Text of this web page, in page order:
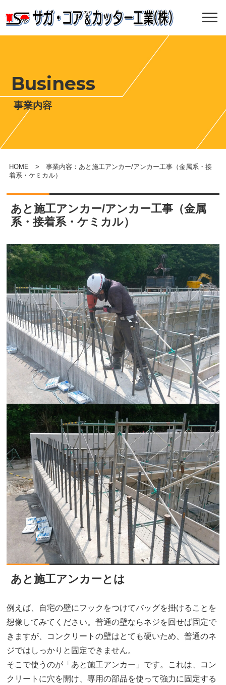
Business
事業内容
HOME > 事業内容：あと施工アンカー/アンカー工事（金属系・接
着系・ケミカル）
あと施工アンカー/アンカー工事（金属
系・接着系・ケミカル）
あと施工アンカーとは
例えば、自宅の壁にフックをつけてバッグを掛けることを
想像してみてください。普通の壁ならネジを回せば固定で
きますが、コンクリートの壁はとても硬いため、普通のネ
ジではしっかりと固定できません。
そこで使うのが「あと施工アンカー」です。これは、コン
クリートに穴を開け、専用の部品を使って強力に固定する